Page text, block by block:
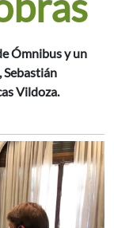
Ómnibus y un
Sebastián
Vildoza.